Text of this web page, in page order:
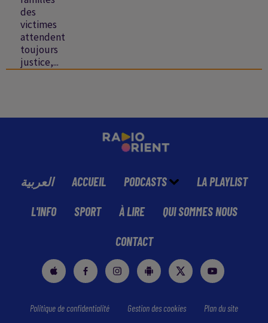
des
victimes
attendent
toujours
justice,...
العربية ACCUEIL PODCASTS LA PLAYLIST
L'INFO SPORT À LIRE QUI SOMMES NOUS
CONTACT
Politique de confidentialité Gestion des cookies Plan du site